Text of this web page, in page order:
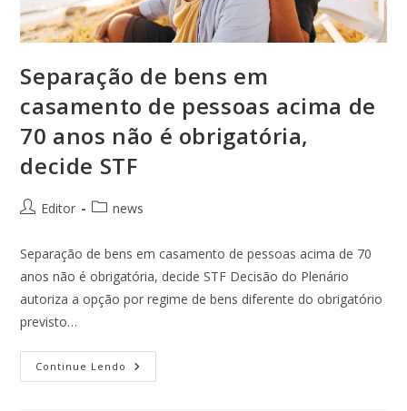
Separação de bens em
casamento de pessoas acima de
70 anos não é obrigatória,
decide STF
Editor news
Separação de bens em casamento de pessoas acima de 70
anos não é obrigatória, decide STF Decisão do Plenário
autoriza a opção por regime de bens diferente do obrigatório
previsto…
Continue Lendo